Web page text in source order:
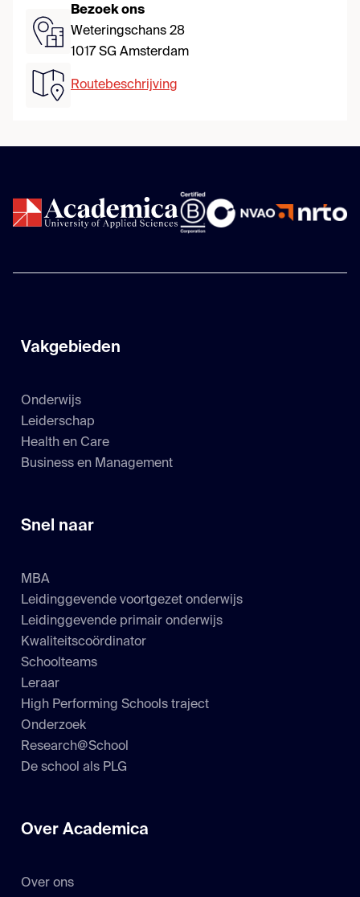
Bezoek ons
Weteringschans 28
1017 SG Amsterdam
Routebeschrijving
Vakgebieden
Onderwijs
Leiderschap
Health en Care
Business en Management
Snel naar
MBA
Leidinggevende voortgezet onderwijs
Leidinggevende primair onderwijs
Kwaliteitscoördinator
Schoolteams
Leraar
High Performing Schools traject
Onderzoek
Research@School
De school als PLG
Over Academica
Over ons